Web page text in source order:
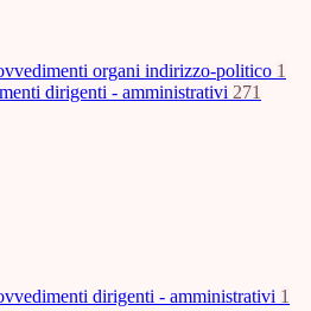
organi indirizzo-politico 1
dirigenti - amministrativi 271
dirigenti - amministrativi 1